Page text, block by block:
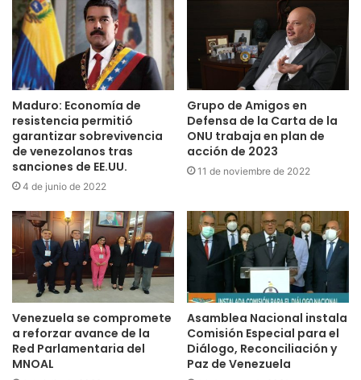
Maduro: Economía de
resistencia permitió
garantizar sobrevivencia
de venezolanos tras
sanciones de EE.UU.
4 de junio de 2022
Grupo de Amigos en
Defensa de la Carta de la
ONU trabaja en plan de
acción de 2023
11 de noviembre de 2022
Venezuela se compromete
a reforzar avance de la
Red Parlamentaria del
MNOAL
Asamblea Nacional instala
Comisión Especial para el
Diálogo, Reconciliación y
Paz de Venezuela